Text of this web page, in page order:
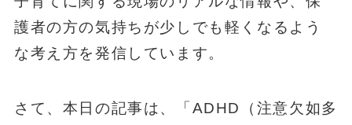
護者の方の気持ちが少しでも軽くなるよう
な考え方を発信しています。
さて、本日の記事は、「ADHD（注意欠如多